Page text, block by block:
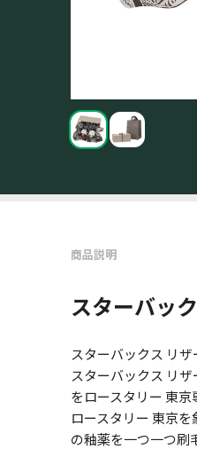
商品説明
スターバッ
スターバックス リ
スターバックス リ
をロースタリー 東京
ロースタリー 東京
の釉薬を⼀つ⼀つ刷